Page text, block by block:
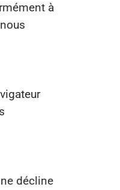
à
décline